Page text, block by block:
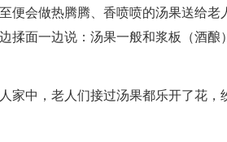
便会做热腾腾、香喷喷的汤果送给老
揉面一边说：汤果一般和浆板（酒酿
家中，老人们接过汤果都乐开了花，